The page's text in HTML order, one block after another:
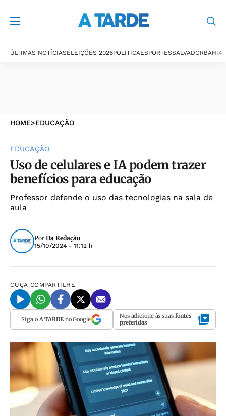
ÚLTIMAS NOTÍCIASELEIÇÕES 2026POLÍTICAESPORTESSALVADORBAHIA
HOME>EDUCAÇÃO
EDUCAÇÃO
Uso de celulares e IA podem trazer
benefícios para educação
Professor defende o uso das tecnologias na sala de
aula
Por Da Redação
15/10/2024 - 11:12 h
OUÇA COMPARTILHE
Siga o A TARDEno Google Nos adicione às suas fontes
preferidas